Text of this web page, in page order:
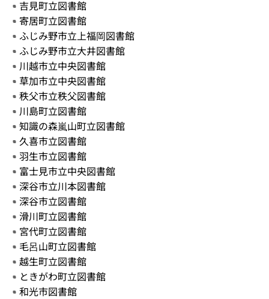
吉見町立図書館
寄居町立図書館
ふじみ野市立上福岡図書館
ふじみ野市立大井図書館
川越市立中央図書館
草加市立中央図書館
秩父市立秩父図書館
川島町立図書館
知識の森嵐山町立図書館
久喜市立図書館
羽生市立図書館
富士見市立中央図書館
深谷市立川本図書館
深谷市立図書館
滑川町立図書館
宮代町立図書館
毛呂山町立図書館
越生町立図書館
ときがわ町立図書館
和光市図書館